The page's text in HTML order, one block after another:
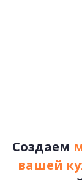
Создаем
вашей